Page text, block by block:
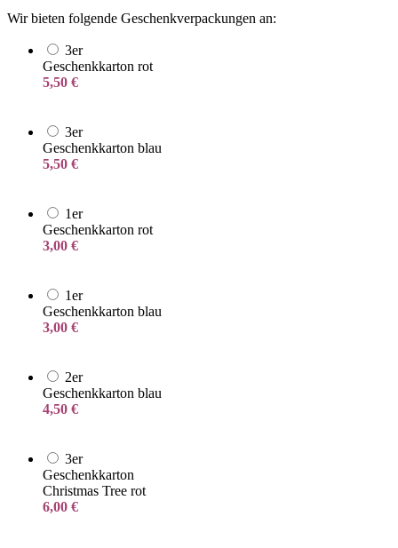
Wir bieten folgende Geschenkverpackungen an:
3er
Geschenkkarton rot
5,50 €
3er
Geschenkkarton blau
5,50 €
1er
Geschenkkarton rot
3,00 €
1er
Geschenkkarton blau
3,00 €
2er
Geschenkkarton blau
4,50 €
3er
Geschenkkarton
Christmas Tree rot
6,00 €